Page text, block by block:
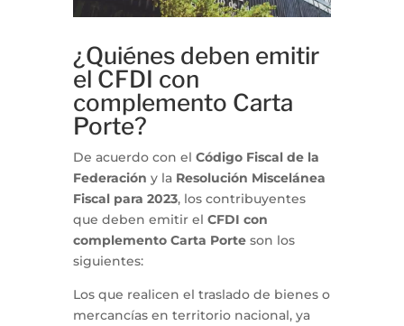
¿Quiénes deben emitir
el CFDI con
complemento Carta
Porte?
De acuerdo con el Código Fiscal de la
Federación y la Resolución Miscelánea
Fiscal para 2023, los contribuyentes
que deben emitir el CFDI con
complemento Carta Porteson los
siguientes:
Los que realicen el traslado de bienes o
mercancías en territorio nacional, ya